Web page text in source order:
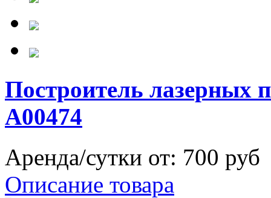
Построитель лазерных
А00474
Аренда/сутки от: 700 руб
Описание товара